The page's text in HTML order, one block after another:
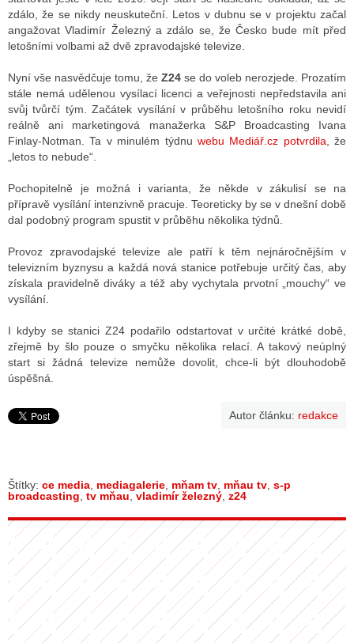
zdálo, že se nikdy neuskuteční. Letos v dubnu se v projektu začal
angažovat Vladimír Železný a zdálo se, že Česko bude mít před
letošními volbami až dvě zpravodajské televize.
Nyní vše nasvědčuje tomu, že Z24 se do voleb nerozjede. Prozatím
stále nemá udělenou vysílací licenci a veřejnosti nepředstavila ani
svůj tvůrčí tým. Začátek vysílání v průběhu letošního roku nevidí
reálně ani marketingová manažerka S&P Broadcasting Ivana
Finlay-Notman. Ta v minulém týdnu webu Mediář.cz potvrdila , že
„letos to nebude“.
Pochopitelně je možná i varianta, že někde v zákulisí se na
přípravě vysílání intenzivně pracuje. Teoreticky by se v dnešní době
dal podobný program spustit v průběhu několika týdnů.
Provoz zpravodajské televize ale patří k těm nejnáročnějším v
televizním byznysu a každá nová stanice potřebuje určitý čas, aby
získala pravidelně diváky a též aby vychytala prvotní „mouchy“ ve
vysílání.
I kdyby se stanici Z24 podařilo odstartovat v určité krátké době,
zřejmě by šlo pouze o smyčku několika relací. A takový neúplný
start si žádná televize nemůže dovolit, chce-li být dlouhodobě
úspěšná.
Autor článku: redakce
Štítky: ce media mediagalerie mňam tv mňau tv s-p
broadcasting tv mňau vladimír železný z24